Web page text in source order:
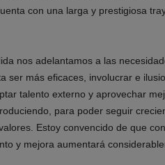
con una larga y prestigiosa
nos adelantamos a las
ser más eficaces, involucrar e
talento externo y aprovechar
para poder seguir
Estoy convencido de que
y mejora aumentará